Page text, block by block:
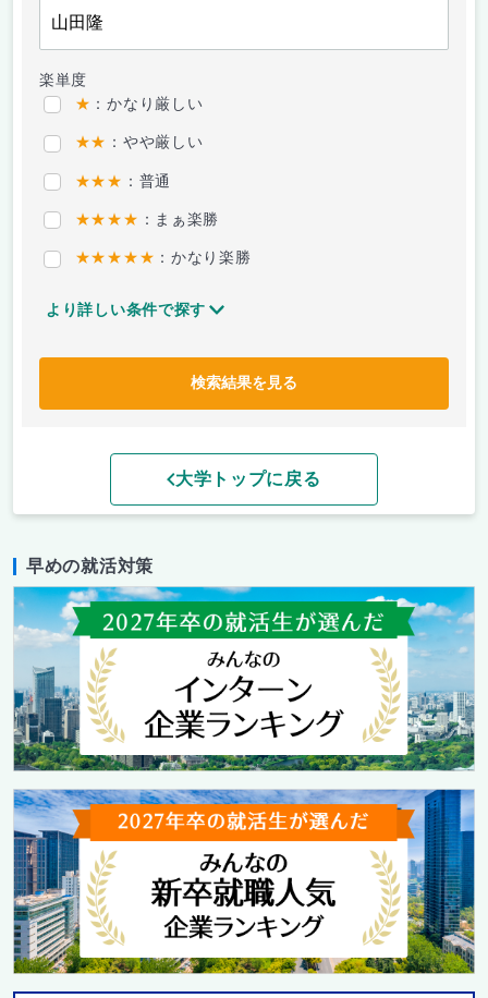
楽単度
★ ：かなり厳しい
★★ ：やや厳しい
★★★ ：普通
★★★★ ：まぁ楽勝
★★★★★ ：かなり楽勝
より詳しい条件で探す
検索結果を見る
大学トップに戻る
早めの就活対策